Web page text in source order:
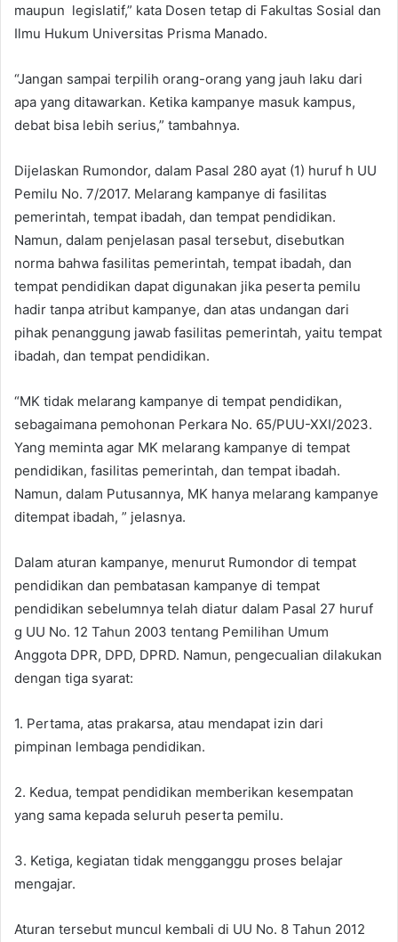
maupun legislatif,” kata Dosen tetap di Fakultas Sosial dan
Ilmu Hukum Universitas Prisma Manado.
“Jangan sampai terpilih orang-orang yang jauh laku dari
apa yang ditawarkan. Ketika kampanye masuk kampus,
debat bisa lebih serius,” tambahnya.
Dijelaskan Rumondor, dalam Pasal 280 ayat (1) huruf h UU
Pemilu No. 7/2017. Melarang kampanye di fasilitas
pemerintah, tempat ibadah, dan tempat pendidikan.
Namun, dalam penjelasan pasal tersebut, disebutkan
norma bahwa fasilitas pemerintah, tempat ibadah, dan
tempat pendidikan dapat digunakan jika peserta pemilu
hadir tanpa atribut kampanye, dan atas undangan dari
pihak penanggung jawab fasilitas pemerintah, yaitu tempat
ibadah, dan tempat pendidikan.
“MK tidak melarang kampanye di tempat pendidikan,
sebagaimana pemohonan Perkara No. 65/PUU-XXI/2023.
Yang meminta agar MK melarang kampanye di tempat
pendidikan, fasilitas pemerintah, dan tempat ibadah.
Namun, dalam Putusannya, MK hanya melarang kampanye
ditempat ibadah, ” jelasnya.
Dalam aturan kampanye, menurut Rumondor di tempat
pendidikan dan pembatasan kampanye di tempat
pendidikan sebelumnya telah diatur dalam Pasal 27 huruf
g UU No. 12 Tahun 2003 tentang Pemilihan Umum
Anggota DPR, DPD, DPRD. Namun, pengecualian dilakukan
dengan tiga syarat:
1. Pertama, atas prakarsa, atau mendapat izin dari
pimpinan lembaga pendidikan.
2. Kedua, tempat pendidikan memberikan kesempatan
yang sama kepada seluruh peserta pemilu.
3. Ketiga, kegiatan tidak mengganggu proses belajar
mengajar.
Aturan tersebut muncul kembali di UU No. 8 Tahun 2012